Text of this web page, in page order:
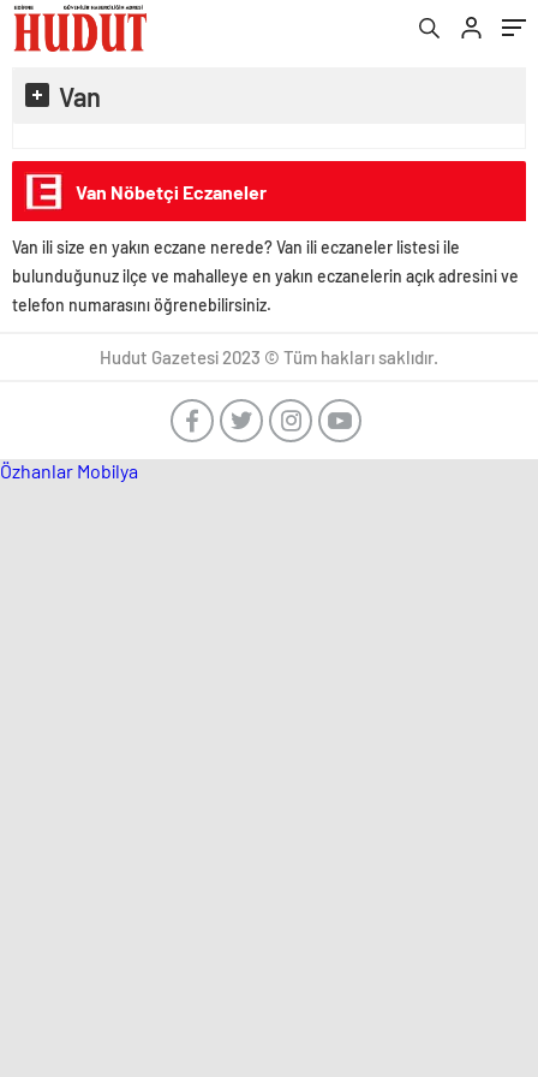
Van
Van Nöbetçi Eczaneler
Van ili size en yakın eczane nerede? Van ili eczaneler listesi ile
bulunduğunuz ilçe ve mahalleye en yakın eczanelerin açık adresini ve
telefon numarasını öğrenebilirsiniz.
Hudut Gazetesi 2023 © Tüm hakları saklıdır.
Özhanlar Mobilya